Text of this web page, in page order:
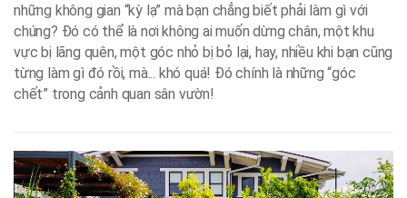
những không gian “kỳ lạ” mà bạn chẳng biết phải làm gì với
chúng? Đó có thể là nơi không ai muốn dừng chân, một khu
vực bị lãng quên, một góc nhỏ bị bỏ lại, hay, nhiều khi bạn cũng
từng làm gì đó rồi, mà... khó quá! Đó chính là những “góc
chết” trong cảnh quan sân vườn!